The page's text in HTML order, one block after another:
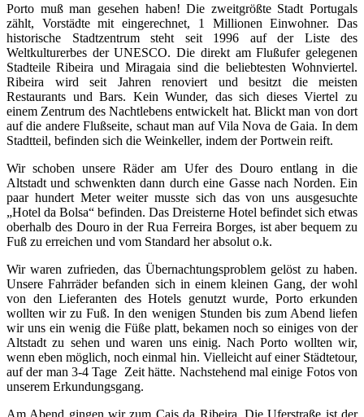
Porto muß man gesehen haben! Die zweitgrößte Stadt Portugals
zählt, Vorstädte mit eingerechnet, 1 Millionen Einwohner. Das
historische Stadtzentrum steht seit 1996 auf der Liste des
Weltkulturerbes der UNESCO. Die direkt am Flußufer gelegenen
Stadteile Ribeira und Miragaia sind die beliebtesten Wohnviertel.
Ribeira wird seit Jahren renoviert und besitzt die meisten
Restaurants und Bars. Kein Wunder, das sich dieses Viertel zu
einem Zentrum des Nachtlebens entwickelt hat. Blickt man von dort
auf die andere Flußseite, schaut man auf Vila Nova de Gaia. In dem
Stadtteil, befinden sich die Weinkeller, indem der Portwein reift.
Wir schoben unsere Räder am Ufer des Douro entlang in die
Altstadt und schwenkten dann durch eine Gasse nach Norden. Ein
paar hundert Meter weiter musste sich das von uns ausgesuchte
„Hotel da Bolsa“ befinden. Das Dreisterne Hotel befindet sich etwas
oberhalb des Douro in der Rua Ferreira Borges, ist aber bequem zu
Fuß zu erreichen und vom Standard her absolut o.k.
Wir waren zufrieden, das Übernachtungsproblem gelöst zu haben.
Unsere Fahrräder befanden sich in einem kleinen Gang, der wohl
von den Lieferanten des Hotels genutzt wurde, Porto erkunden
wollten wir zu Fuß. In den wenigen Stunden bis zum Abend liefen
wir uns ein wenig die Füße platt, bekamen noch so einiges von der
Altstadt zu sehen und waren uns einig. Nach Porto wollten wir,
wenn eben möglich, noch einmal hin. Vielleicht auf einer Städtetour,
auf der man 3-4 Tage Zeit hätte. Nachstehend mal einige Fotos von
unserem Erkundungsgang.
Am Abend gingen wir zum Cais da Ribeira. Die Uferstraße ist der